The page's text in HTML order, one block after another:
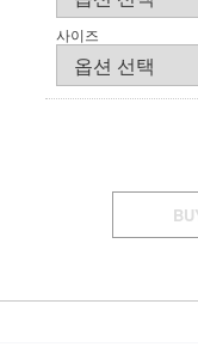
사이즈